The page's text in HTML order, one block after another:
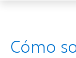
Cómo